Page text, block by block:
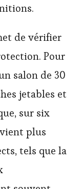
de vérifier
Pour
salon de 30
jetables et
sur six
plus
tels que la